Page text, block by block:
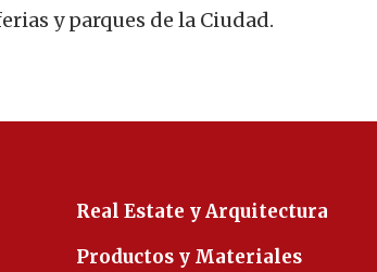
y parques de la Ciudad.
Real Estate y Arquitectura
Productos y Materiales